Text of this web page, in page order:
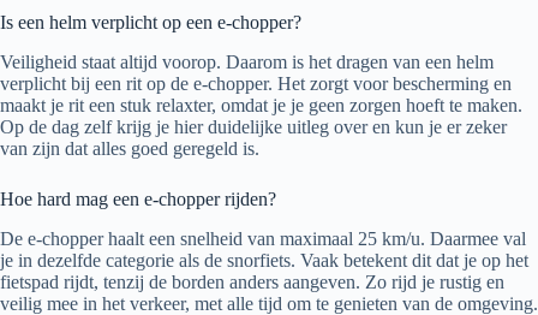
Is een helm verplicht op een e-chopper?
Veiligheid staat altijd voorop. Daarom is het dragen van een helm
verplicht bij een rit op de e-chopper. Het zorgt voor bescherming en
maakt je rit een stuk relaxter, omdat je je geen zorgen hoeft te maken.
Op de dag zelf krijg je hier duidelijke uitleg over en kun je er zeker
van zijn dat alles goed geregeld is.
Hoe hard mag een e-chopper rijden?
De e-chopper haalt een snelheid van maximaal 25 km/u. Daarmee val
je in dezelfde categorie als de snorfiets. Vaak betekent dit dat je op het
fietspad rijdt, tenzij de borden anders aangeven. Zo rijd je rustig en
veilig mee in het verkeer, met alle tijd om te genieten van de omgeving.